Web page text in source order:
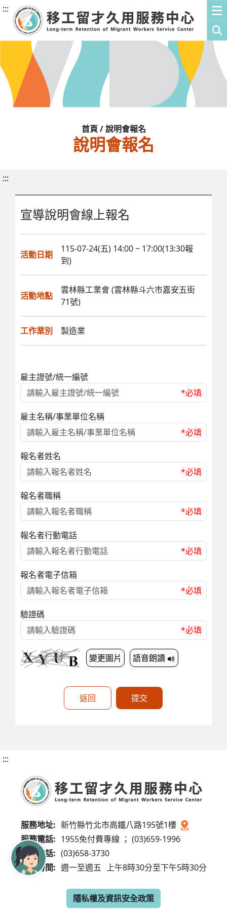
:::
首頁 / 說明會報名
說明會報名
:::
宣導說明會線上報名
活動日期
115-07-24(五) 14:00 ~ 17:00(13:30報
到)
活動地點
雲林縣工業會 (雲林縣斗六市嘉安五街
71號)
工作業別 製造業
雇主證號/統一編號
*必填
雇主名稱/事業單位名稱
*必填
報名者姓名
*必填
報名者職稱
*必填
報名者行動電話
*必填
報名者電子信箱
*必填
驗證碼
*必填
變更圖片 語音朗讀
返回 提交
:::
服務地址: 新竹縣竹北市高鐵八路195號1樓
服務電話: 1955免付費專線 ； (03)659-1996
傳真電話: (03)658-3730
服務時間: 週一至週五 上午8時30分至下午5時30分
隱私權及資訊安全政策